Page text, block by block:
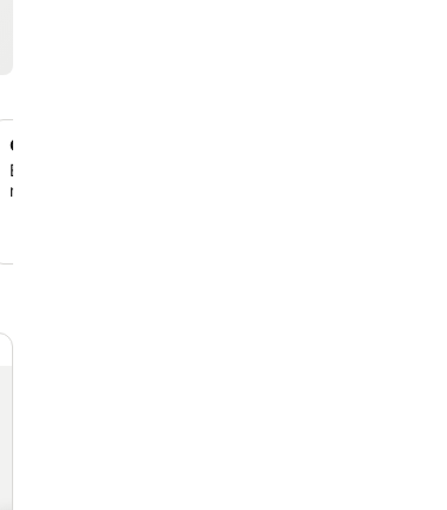
Quartos autênticos em estilo japonês
Experimente a vida tradicional japonesa em quartos
mesas de pernas curtas, esteiras de dormir e futons.